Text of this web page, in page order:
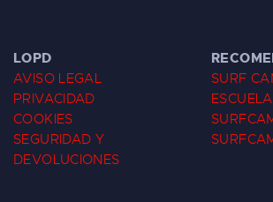
LOPD
AVISO LEGAL
PRIVACIDAD
COOKIES
SEGURIDAD Y
DEVOLUCIONES
SURF